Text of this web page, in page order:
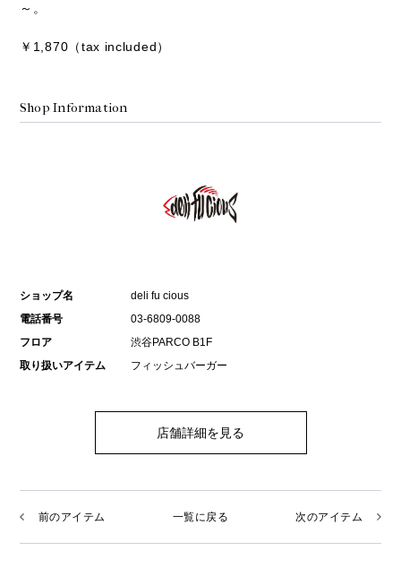
～。
￥1,870（tax included）
Shop Information
ショップ名
deli fu cious
電話番号
03-6809-0088
フロア
渋谷PARCO B1F
取り扱いアイテム
フィッシュバーガー
店舗詳細を見る
前のアイテム 一覧に戻る 次のアイテム